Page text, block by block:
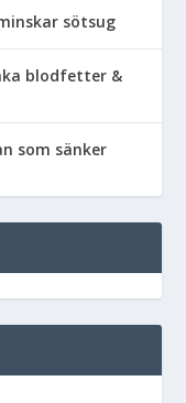
sötsug
blodfetter &
som sänker